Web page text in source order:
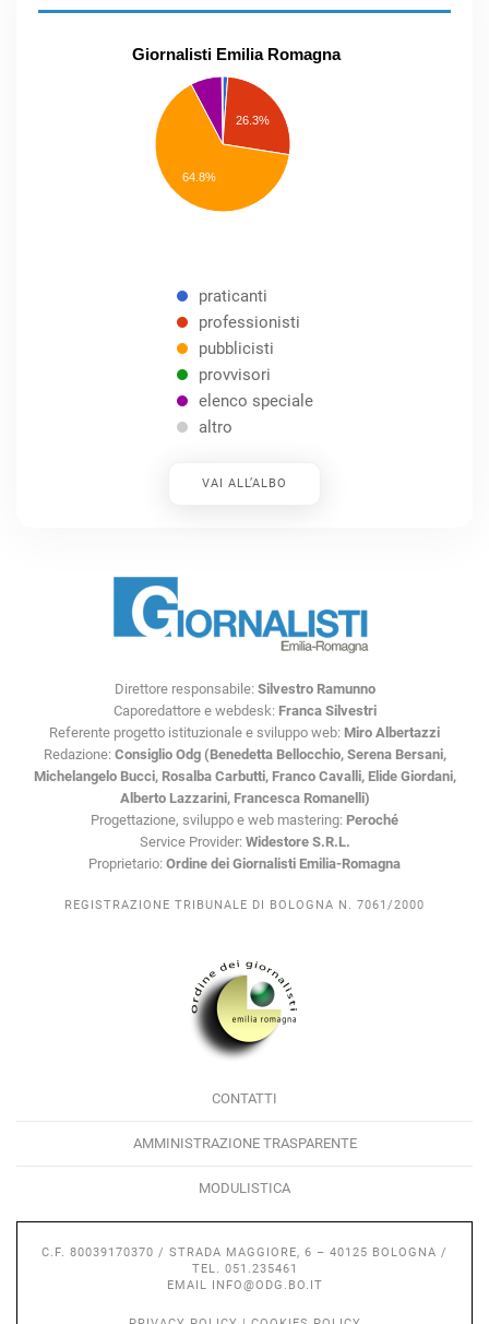
Giornalisti Emilia Romagna
26.3%
64.8%
praticanti
professionisti
pubblicisti
provvisori
elenco speciale
altro
VAI ALL’ALBO
Direttore responsabile: Silvestro Ramunno
Caporedattore e webdesk: Franca Silvestri
Referente progetto istituzionale e sviluppo web: Miro Albertazzi
Redazione: Consiglio Odg (Benedetta Bellocchio, Serena Bersani,
Michelangelo Bucci, Rosalba Carbutti, Franco Cavalli, Elide Giordani,
Alberto Lazzarini, Francesca Romanelli)
Progettazione, sviluppo e web mastering: Peroché
Service Provider: Widestore S.R.L.
Proprietario: Ordine dei Giornalisti Emilia-Romagna
REGISTRAZIONE TRIBUNALE DI BOLOGNA N. 7061/2000
CONTATTI
AMMINISTRAZIONE TRASPARENTE
MODULISTICA
C.F. 80039170370 / STRADA MAGGIORE, 6 – 40125 BOLOGNA /
TEL. 051.235461
EMAIL
INFO@ODG.BO.IT